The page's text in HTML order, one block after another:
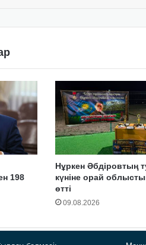
198
Нұркен Әбдіровтың
күніне орай
өтті
09.08.2026